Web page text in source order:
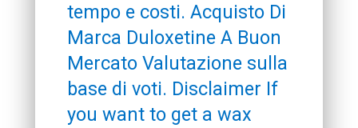
tempo e costi. Acquisto Di
Marca Duloxetine A Buon
Mercato Valutazione sulla
base di voti. Disclaimer If
you want to get a wax